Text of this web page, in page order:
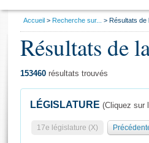
Général
Vous
Accueil Recherche sur... Résultats de
Résultats de
153460 résultats trouvés
LÉGISLATURE (Cliquez sur
17e législature (X)